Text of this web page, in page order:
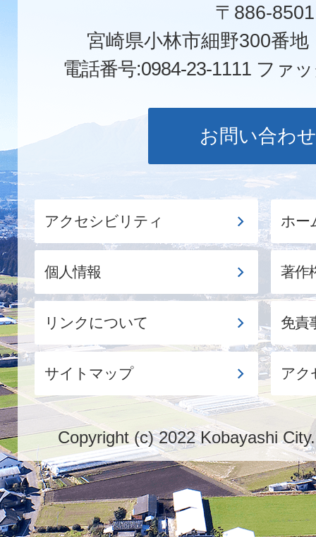
〒886-8501
宮崎県小林市細野300番
電話番号:0984-23-1111 ファ
お問い合わせ
アクセシビリティ ホー
個人情報 著作
リンクについて 免責
サイトマップ アク
Copyright (c) 2022 Kobayashi